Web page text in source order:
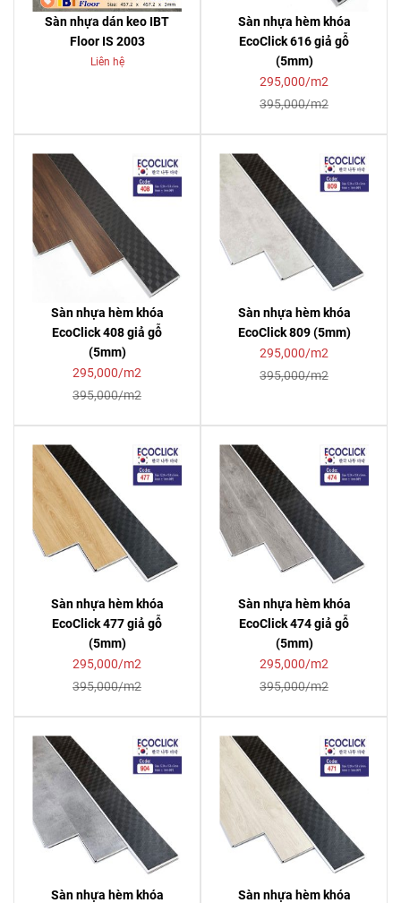
Sàn nhựa dán keo IBT
Floor IS 2003
Liên hệ
Sàn nhựa hèm khóa
EcoClick 616 giả gỗ
(5mm)
295,000/m2
395,000/m2
Sàn nhựa hèm khóa
EcoClick 408 giả gỗ
(5mm)
295,000/m2
395,000/m2
Sàn nhựa hèm khóa
EcoClick 809 (5mm)
295,000/m2
395,000/m2
Sàn nhựa hèm khóa
EcoClick 477 giả gỗ
(5mm)
295,000/m2
395,000/m2
Sàn nhựa hèm khóa
EcoClick 474 giả gỗ
(5mm)
295,000/m2
395,000/m2
Sàn nhựa hèm khóa
Sàn nhựa hèm khóa